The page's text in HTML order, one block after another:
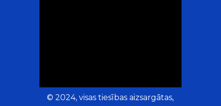
© 2024, visas tiesības aizsargātas,